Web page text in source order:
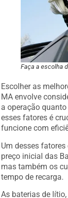
Faça a escolha
Escolher as
MA envolve
a operação
esses fatores é
funcione com
Um desses
preço inicial das
mas também os
tempo de recarga.
As baterias de